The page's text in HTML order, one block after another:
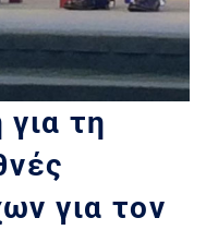
τη
για τον